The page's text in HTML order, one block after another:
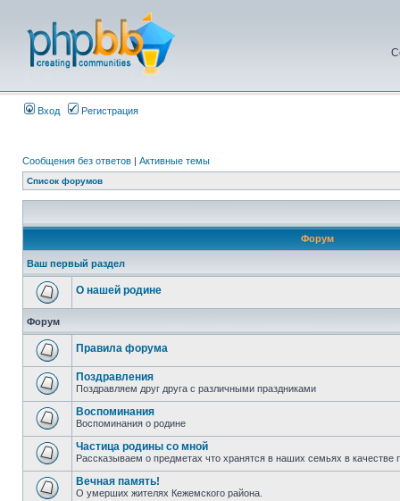
Вход Регистрация
Сообщения без ответов | Активные темы
Список форумов
Форум
Ваш первый раздел
О нашей родине
Форум
Правила форума
Поздравления
Поздравляем друг друга с различными праздниками
Воспоминания
Воспоминания о родине
Частица родины со мной
Рассказываем о предметах что хранятся в наших семьях в
Вечная память!
О умерших жителях Кежемского района.